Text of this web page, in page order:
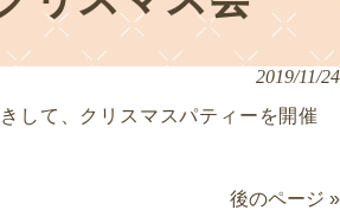
2019/11/24
して、クリスマスパティーを開催
後のページ »